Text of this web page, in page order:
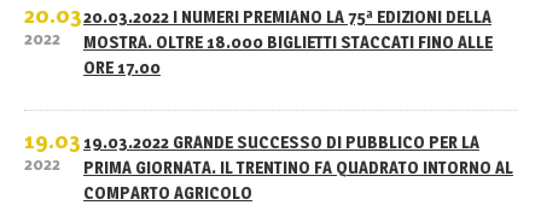
20.03
2022
20.03.2022 I NUMERI PREMIANO LA 75ª EDIZIONI DELLA
MOSTRA. OLTRE 18.000 BIGLIETTI STACCATI FINO ALLE
ORE 17.00
19.03
2022
19.03.2022 GRANDE SUCCESSO DI PUBBLICO PER LA
PRIMA GIORNATA. IL TRENTINO FA QUADRATO INTORNO AL
COMPARTO AGRICOLO